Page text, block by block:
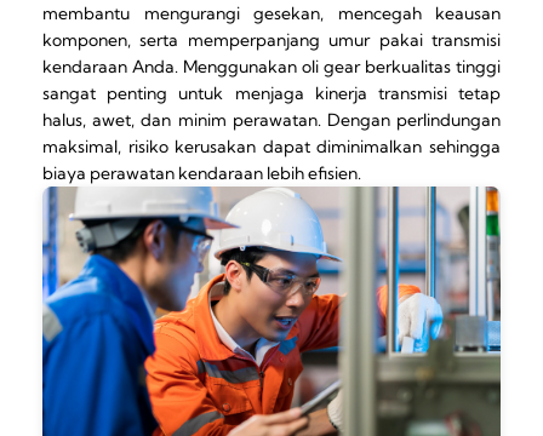
membantu mengurangi gesekan, mencegah keausan
komponen, serta memperpanjang umur pakai transmisi
kendaraan Anda. Menggunakan oli gear berkualitas tinggi
sangat penting untuk menjaga kinerja transmisi tetap
halus, awet, dan minim perawatan. Dengan perlindungan
maksimal, risiko kerusakan dapat diminimalkan sehingga
biaya perawatan kendaraan lebih efisien.